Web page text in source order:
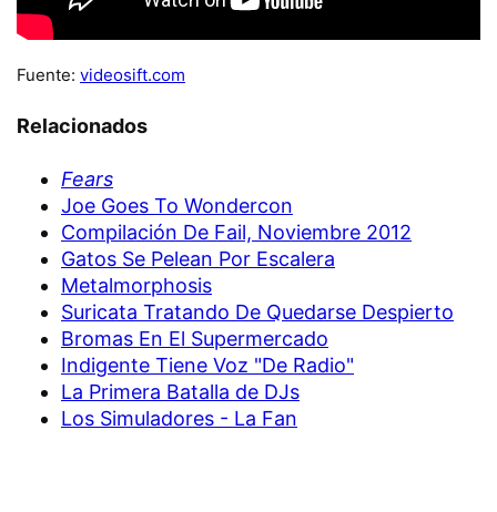
Fuente: videosift.com
Relacionados
Fears
Joe Goes To Wondercon
Compilación De Fail, Noviembre 2012
Gatos Se Pelean Por Escalera
Metalmorphosis
Suricata Tratando De Quedarse Despierto
Bromas En El Supermercado
Indigente Tiene Voz "De Radio"
La Primera Batalla de DJs
Los Simuladores - La Fan